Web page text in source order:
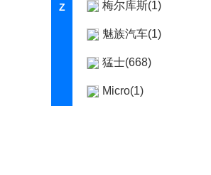
Z
梅尔库斯(1)
魅族汽车(1)
猛士(668)
Micro(1)